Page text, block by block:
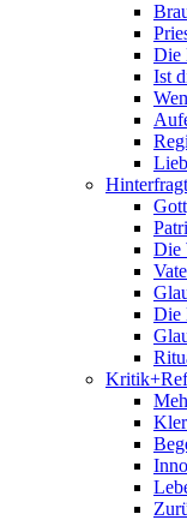
Die
Ist
Hinterfragt
Die
Die